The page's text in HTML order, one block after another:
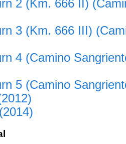
2 (Km. 666 II)
3 (Km. 666 III)
4 (Camino
5 (Camino